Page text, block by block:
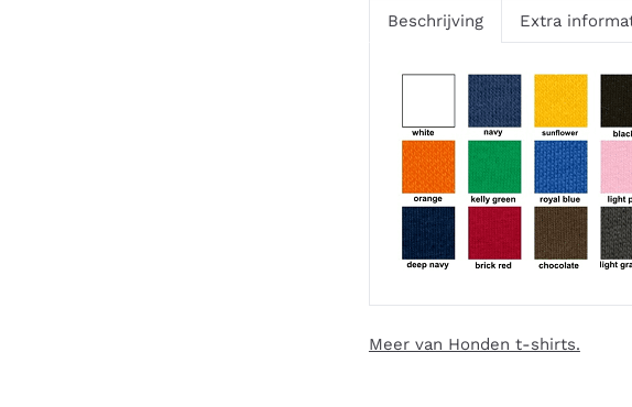
Beschrijving Extra
Meer van Honden t-shirts.